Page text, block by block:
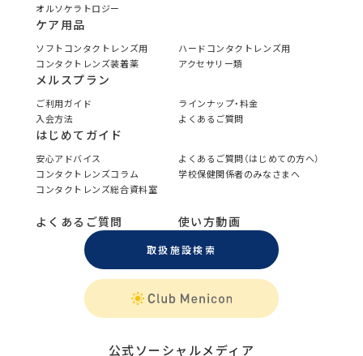
オルソケラトロジー
ケア用品
ソフトコンタクトレンズ用
ハードコンタクトレンズ用
コンタクトレンズ装着薬
アクセサリー類
メルスプラン
ご利用ガイド
ラインナップ・料金
入会方法
よくあるご質問
はじめてガイド
安心アドバイス
よくあるご質問（はじめての方へ）
コンタクトレンズコラム
学校保健関係者のみなさまへ
コンタクトレンズ総合資料室
よくあるご質問 使い方動画
取扱施設検索
公式ソーシャルメディア